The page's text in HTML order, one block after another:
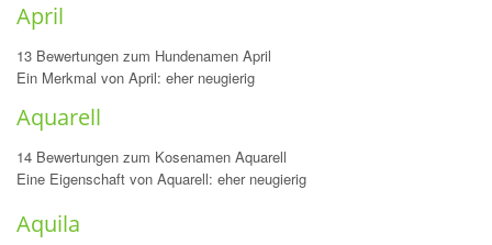
April
13 Bewertungen zum Hundenamen April
Ein Merkmal von April: eher neugierig
Aquarell
14 Bewertungen zum Kosenamen Aquarell
Eine Eigenschaft von Aquarell: eher neugierig
Aquila